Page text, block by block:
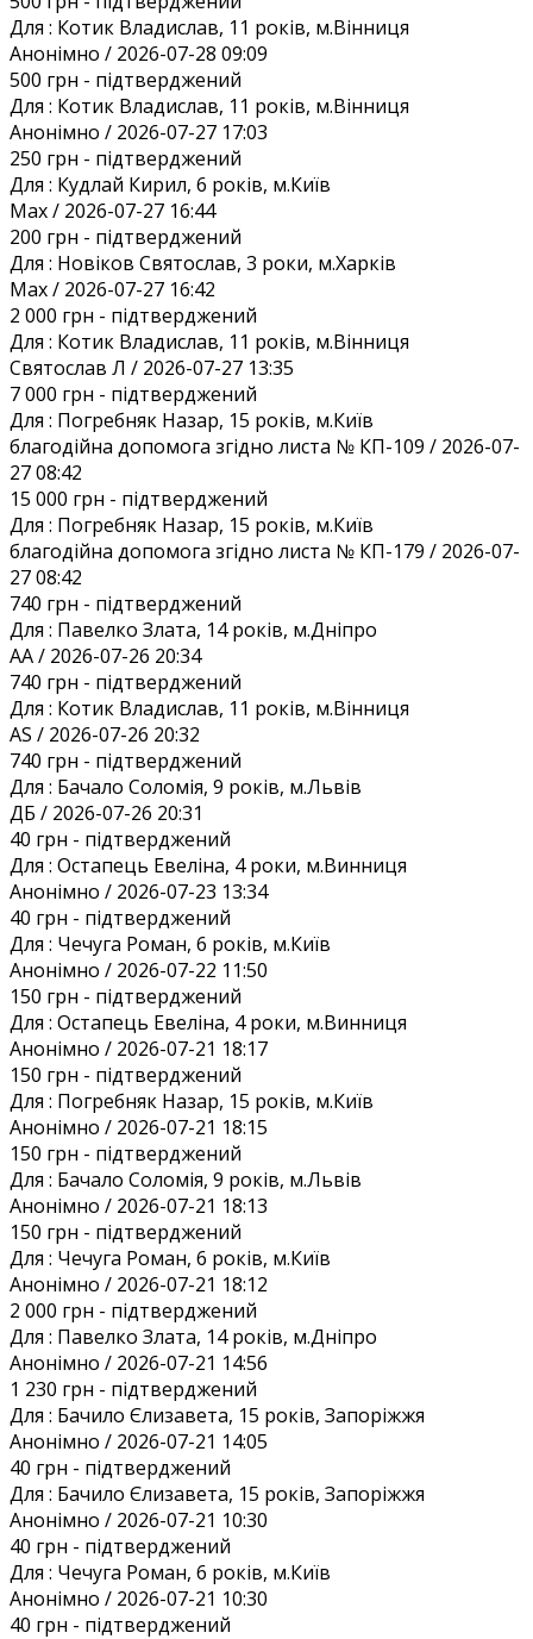
Для : Котик Владислав, 11 років, м.Вінниця
Анонiмно / 2026-07-28 09:09
500 грн - підтверджений
Для : Котик Владислав, 11 років, м.Вінниця
Анонiмно / 2026-07-27 17:03
250 грн - підтверджений
Для : Кудлай Кирил, 6 років, м.Київ
Max / 2026-07-27 16:44
200 грн - підтверджений
Для : Новіков Святослав, 3 роки, м.Харків
Max / 2026-07-27 16:42
2 000 грн - підтверджений
Для : Котик Владислав, 11 років, м.Вінниця
Святослав Л / 2026-07-27 13:35
7 000 грн - підтверджений
Для : Погребняк Назар, 15 років, м.Київ
благодійна допомога згідно листа № КП-109 / 2026-07-
27 08:42
15 000 грн - підтверджений
Для : Погребняк Назар, 15 років, м.Київ
благодійна допомога згідно листа № КП-179 / 2026-07-
27 08:42
740 грн - підтверджений
Для : Павелко Злата, 14 років, м.Дніпро
AA / 2026-07-26 20:34
740 грн - підтверджений
Для : Котик Владислав, 11 років, м.Вінниця
AS / 2026-07-26 20:32
740 грн - підтверджений
Для : Бачало Соломія, 9 років, м.Львів
ДБ / 2026-07-26 20:31
40 грн - підтверджений
Для : Остапець Евеліна, 4 роки, м.Винниця
Анонiмно / 2026-07-23 13:34
40 грн - підтверджений
Для : Чечуга Роман, 6 років, м.Київ
Анонiмно / 2026-07-22 11:50
150 грн - підтверджений
Для : Остапець Евеліна, 4 роки, м.Винниця
Анонiмно / 2026-07-21 18:17
150 грн - підтверджений
Для : Погребняк Назар, 15 років, м.Київ
Анонiмно / 2026-07-21 18:15
150 грн - підтверджений
Для : Бачало Соломія, 9 років, м.Львів
Анонiмно / 2026-07-21 18:13
150 грн - підтверджений
Для : Чечуга Роман, 6 років, м.Київ
Анонiмно / 2026-07-21 18:12
2 000 грн - підтверджений
Для : Павелко Злата, 14 років, м.Дніпро
Анонiмно / 2026-07-21 14:56
1 230 грн - підтверджений
Для : Бачило Єлизавета, 15 років, Запоріжжя
Анонiмно / 2026-07-21 14:05
40 грн - підтверджений
Для : Бачило Єлизавета, 15 років, Запоріжжя
Анонiмно / 2026-07-21 10:30
40 грн - підтверджений
Для : Чечуга Роман, 6 років, м.Київ
Анонiмно / 2026-07-21 10:30
40 грн - підтверджений